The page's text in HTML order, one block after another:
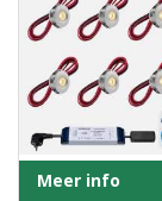
Meer info